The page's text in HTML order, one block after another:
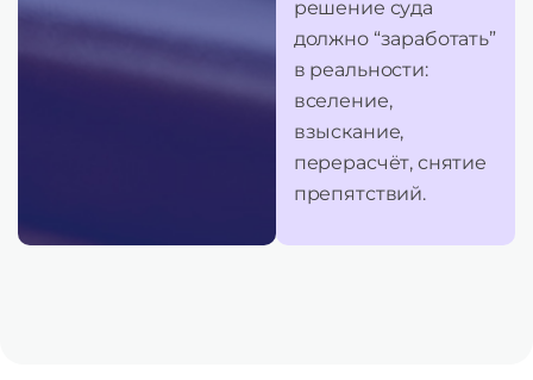
решение суда
должно “заработать”
в реальности:
вселение,
взыскание,
перерасчёт, снятие
препятствий.